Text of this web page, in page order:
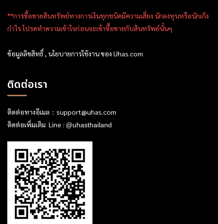
**การซื้อขายสินทรัพย์ทางการเงินทุกชนิดมีความเสี่ยง นักลงทุนหรือนักเก็ง
กำไร โปรดทำความเข้าใจก่อนจะเข้าซื้อขายกับสินทรัพย์นั้นๆ
ข้อมูลลิขสิทธิ์ , นโยบายการใช้งาน ของ Uhas.com
ติดต่อเรา
ติดต่อทางอีเมล： support@uhas.com
ติดต่อเพิ่มเติม Line : @uhasthailand